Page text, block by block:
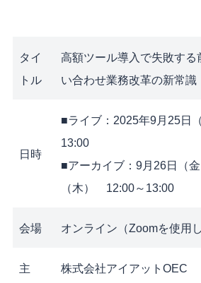
タイ
トル
高額ツール導入で失敗する
い合わせ業務改革の新常識
日時
■ライブ：2025年9月25日
13:00
■アーカイブ：9月26日（
（木） 12:00～13:00
会場 オンライン（Zoomを使用し
主
株式会社アイアットOEC